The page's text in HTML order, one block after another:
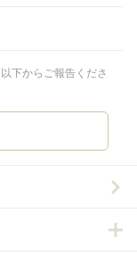
下からご報告くださ